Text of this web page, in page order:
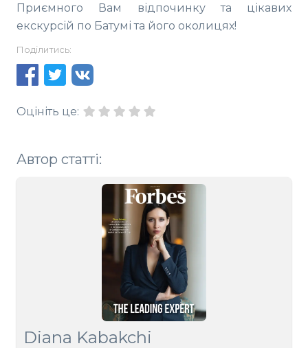
Приємного Вам відпочинку та цікавих
екскурсій по Батумі та його околицях!
Поділитись:
Оцініть це:
Автор статті:
Diana Kabakchi